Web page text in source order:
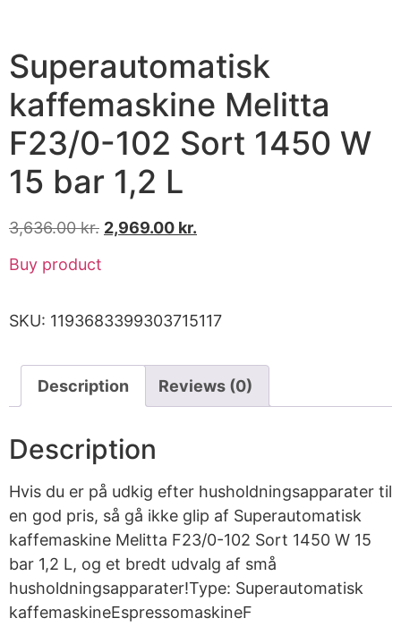
Superautomatisk
kaffemaskine Melitta
F23/0-102 Sort 1450 W
15 bar 1,2 L
3,636.00kr. 2,969.00 kr.
Buy product
SKU: 1193683399303715117
Description Reviews (0)
Description
Hvis du er på udkig efter husholdningsapparater til
en god pris, så gå ikke glip af Superautomatisk
kaffemaskine Melitta F23/0-102 Sort 1450 W 15
bar 1,2 L, og et bredt udvalg af små
husholdningsapparater!Type: Superautomatisk
kaffemaskineEspressomaskineF